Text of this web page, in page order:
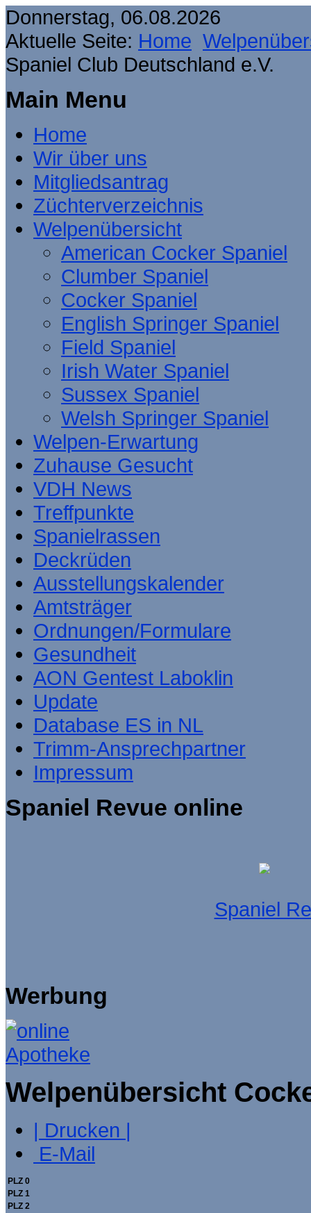
Donnerstag, 06.08.2026
Aktuelle Seite: Home
Spaniel Club Deutschland e.V.
Main Menu
Home
Wir über uns
Mitgliedsantrag
Züchterverzeichnis
Welpenübersicht
American Cocker Spaniel
Clumber Spaniel
Cocker Spaniel
English Springer Spaniel
Field Spaniel
Irish Water Spaniel
Sussex Spaniel
Welsh Springer Spaniel
Welpen-Erwartung
Zuhause Gesucht
VDH News
Treffpunkte
Spanielrassen
Deckrüden
Ausstellungskalender
Amtsträger
Ordnungen/Formulare
Gesundheit
AON Gentest Laboklin
Update
Database ES in NL
Trimm-Ansprechpartner
Impressum
Spaniel Revue online
Spaniel
Werbung
Welpenübersicht
| Drucken |
E-Mail
PLZ 0
PLZ 1
PLZ 2